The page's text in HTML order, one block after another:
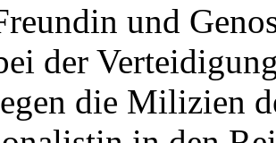
und
der
die Milizien